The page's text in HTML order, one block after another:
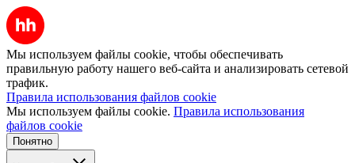
Мы используем файлы cookie, чтобы обеспечивать
правильную работу нашего веб-сайта и анализировать сетевой
трафик.
Правила использования файлов cookie
Мы используем файлы cookie. Правила использования
файлов cookie
Понятно